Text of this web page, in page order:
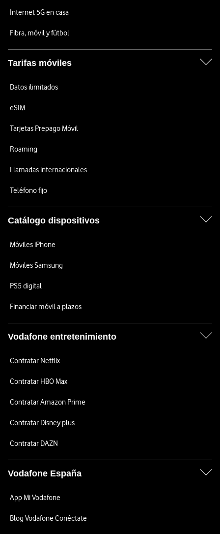
Internet 5G en casa
Fibra, móvil y fútbol
Tarifas móviles
Datos ilimitados
eSIM
Tarjetas Prepago Móvil
Roaming
Llamadas internacionales
Teléfono fijo
Catálogo dispositivos
Móviles iPhone
Móviles Samsung
PS5 digital
Financiar móvil a plazos
Vodafone entretenimiento
Contratar Netflix
Contratar HBO Max
Contratar Amazon Prime
Contratar Disney plus
Contratar DAZN
Vodafone España
App Mi Vodafone
Blog Vodafone Conéctate